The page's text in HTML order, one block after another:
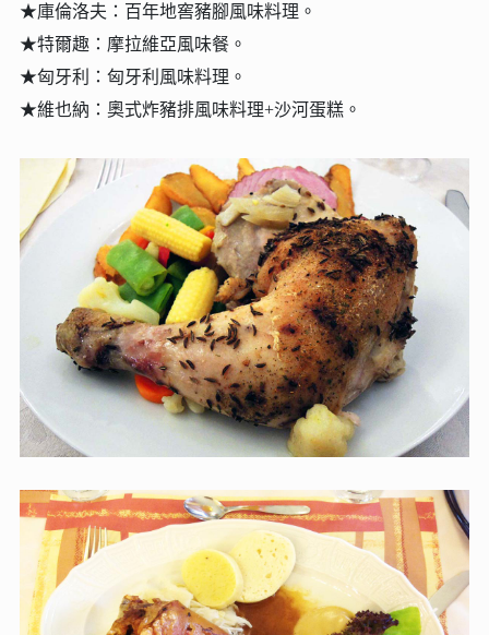
★庫倫洛夫：百年地窖豬腳風味料理。
★特爾趣：摩拉維亞風味餐。
★匈牙利：匈牙利風味料理。
★維也納：奧式炸豬排風味料理+沙河蛋糕。